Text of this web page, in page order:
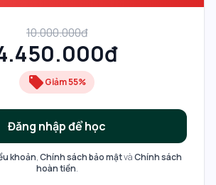
10.000.000đ
local_offerGiảm55%
Đăng nhập để học
khoản,Chính sách bảo mậtvàChính sách
hoàn tiền.